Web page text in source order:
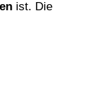
ist. Die